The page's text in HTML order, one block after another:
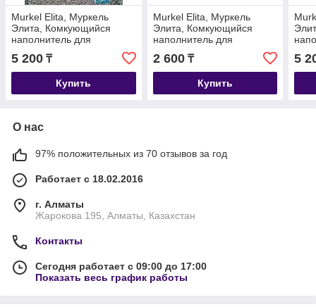
Murkel Elita, Муркель
Элита, Комкующийся
наполнитель для
кошачьего туалета без
аромата, уп.10л (8 кг.)
5 200 ₸
Купить
Murkel Elita, Муркель
Элита, Комкующийся
наполнитель для
кошачьего туалета с
ароматом лимона, уп.5л
(4 кг.)
2 600₸
Купить
(8
5
О нас
97% положительных из 70 отзывов за год
Работает с 18.02.2016
г. Алматы
Жарокова 195, Алматы, Казахстан
Контакты
Сегодня работает с 09:00 до 17:00
Показать весь график работы